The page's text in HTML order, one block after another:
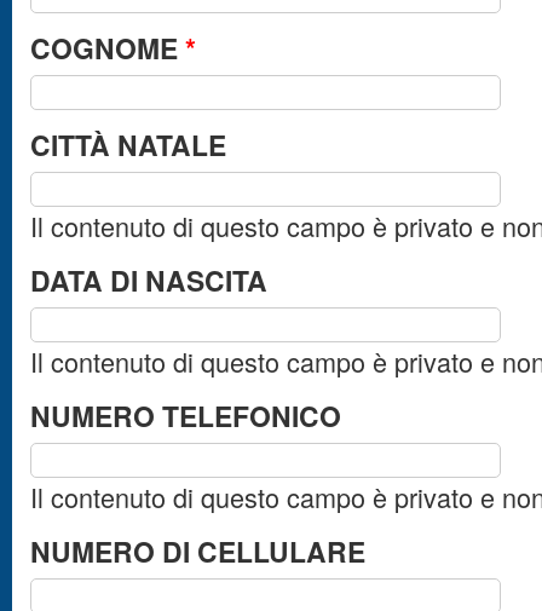
COGNOME*
CITTÀ NATALE
Il contenuto di questo campo è privato e
DATA DI NASCITA
Il contenuto di questo campo è privato e
NUMERO TELEFONICO
Il contenuto di questo campo è privato e
NUMERO DI CELLULARE